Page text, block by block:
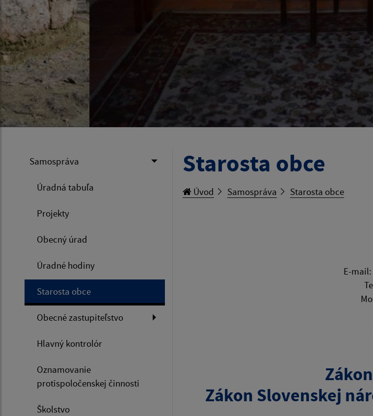
Samospráva
Úradná tabuľa
Projekty
Obecný úrad
Úradné hodiny
Starosta obce
Obecné zastupiteľstvo
Hlavný kontrolór
Oznamovanie
protispoločenskej činnosti
Školstvo
Starosta obce
Úvod Samospráva Starosta obce
E-mail:
Zákon Slovenskej